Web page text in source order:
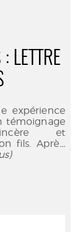
LETTRE
expérience
témoignage
et
fils. Aprè...